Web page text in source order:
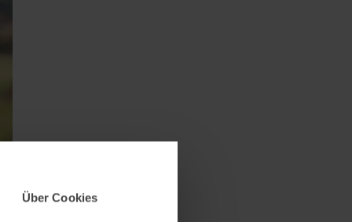
Über Cookies